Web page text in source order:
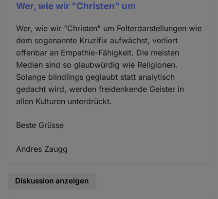
Wer, wie wir "Christen" um
Wer, wie wir "Christen" um Folterdarstellungen wie
dem sogenannte Kruzifix aufwächst, verliert
offenbar an Empathie-Fähigkeit. Die meisten
Medien sind so glaubwürdig wie Religionen.
Solange blindlings geglaubt statt analytisch
gedacht wird, werden freidenkende Geister in
allen Kulturen unterdrückt.
Beste Grüsse
Andres Zaugg
Diskussion anzeigen